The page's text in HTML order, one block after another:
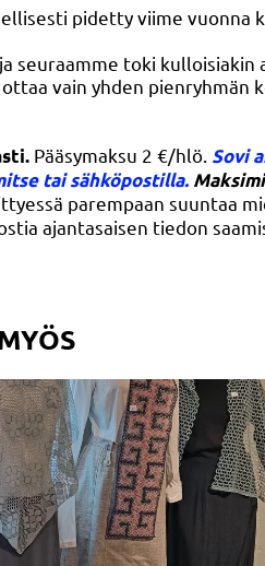
pidetty viime vuonna
toki kulloisiakin
vain yhden pienryhmän
Pääsymaksu 2 €/hlö. Sovi
tai sähköpostilla.
parempaan suuntaa
ajantasaisen tiedon